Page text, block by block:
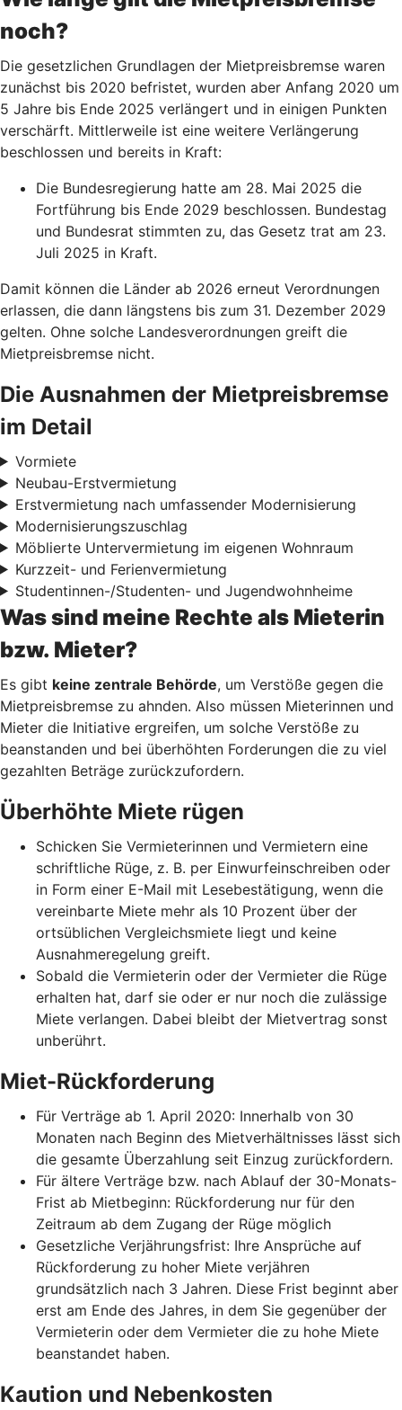
noch?
Die gesetzlichen Grundlagen der Mietpreisbremse waren
zunächst bis 2020 befristet, wurden aber Anfang 2020 um
5 Jahre bis Ende 2025 verlängert und in einigen Punkten
verschärft. Mittlerweile ist eine weitere Verlängerung
beschlossen und bereits in Kraft:
Die Bundesregierung hatte am 28. Mai 2025 die
Fortführung bis Ende 2029 beschlossen. Bundestag
und Bundesrat stimmten zu, das Gesetz trat am 23.
Juli 2025 in Kraft.
Damit können die Länder ab 2026 erneut Verordnungen
erlassen, die dann längstens bis zum 31. Dezember 2029
gelten. Ohne solche Landesverordnungen greift die
Mietpreisbremse nicht.
Die Ausnahmen der Mietpreisbremse
im Detail
Vormiete
Neubau-Erstvermietung
Erstvermietung nach umfassender Modernisierung
Modernisierungszuschlag
Möblierte Untervermietung im eigenen Wohnraum
Kurzzeit- und Ferienvermietung
Studentinnen-/Studenten- und Jugendwohnheime
Was sind meine Rechte als Mieterin
bzw. Mieter?
Es gibt keine zentrale Behörde, um Verstöße gegen die
Mietpreisbremse zu ahnden. Also müssen Mieterinnen und
Mieter die Initiative ergreifen, um solche Verstöße zu
beanstanden und bei überhöhten Forderungen die zu viel
gezahlten Beträge zurückzufordern.
Überhöhte Miete rügen
Schicken Sie Vermieterinnen und Vermietern eine
schriftliche Rüge, z. B. per Einwurfeinschreiben oder
in Form einer E-Mail mit Lesebestätigung, wenn die
vereinbarte Miete mehr als 10 Prozent über der
ortsüblichen Vergleichsmiete liegt und keine
Ausnahmeregelung greift.
Sobald die Vermieterin oder der Vermieter die Rüge
erhalten hat, darf sie oder er nur noch die zulässige
Miete verlangen. Dabei bleibt der Mietvertrag sonst
unberührt.
Miet-Rückforderung
Für Verträge ab 1. April 2020: Innerhalb von 30
Monaten nach Beginn des Mietverhältnisses lässt sich
die gesamte Überzahlung seit Einzug zurückfordern.
Für ältere Verträge bzw. nach Ablauf der 30-Monats-
Frist ab Mietbeginn: Rückforderung nur für den
Zeitraum ab dem Zugang der Rüge möglich
Gesetzliche Verjährungsfrist: Ihre Ansprüche auf
Rückforderung zu hoher Miete verjähren
grundsätzlich nach 3 Jahren. Diese Frist beginnt aber
erst am Ende des Jahres, in dem Sie gegenüber der
Vermieterin oder dem Vermieter die zu hohe Miete
beanstandet haben.
Kaution und Nebenkosten